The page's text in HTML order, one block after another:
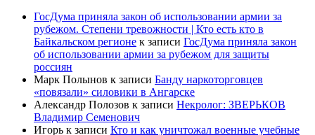
ГосДума приняла закон об использовании армии за
рубежом. Степени тревожности | Кто есть кто в
Байкальском регионе к записи ГосДума приняла закон
об использовании армии за рубежом для защиты
россиян
Марк Полынов к записи Банду наркоторговцев
«повязали» силовики в Ангарске
Александр Полозов к записи Некролог: ЗВЕРЬКОВ
Владимир Семенович
Игорь к записи Кто и как уничтожал военные учебные